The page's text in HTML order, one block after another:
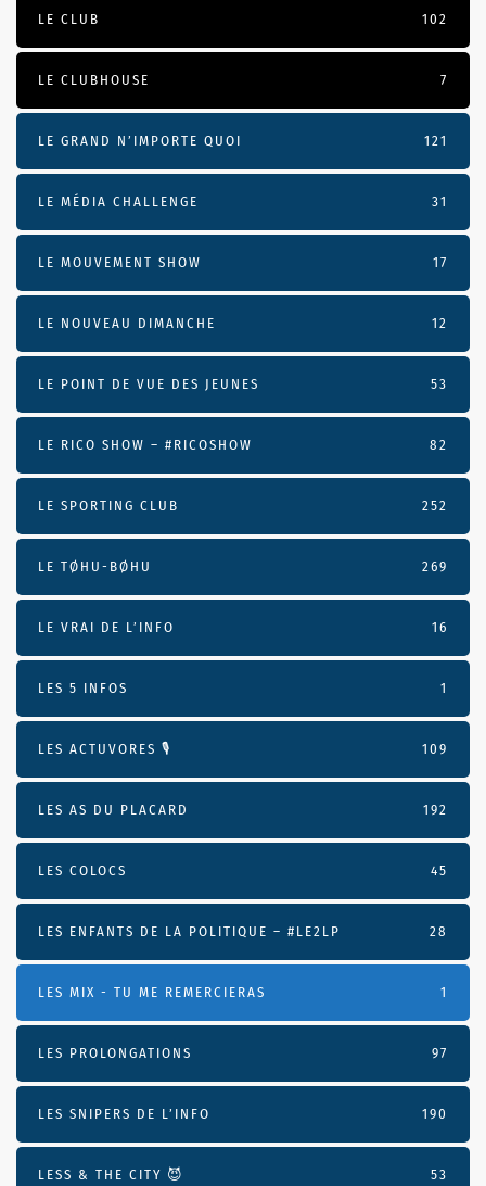
LE CLUB 102
LE CLUBHOUSE 7
LE GRAND N’IMPORTE QUOI 121
LE MÉDIA CHALLENGE 31
LE MOUVEMENT SHOW 17
LE NOUVEAU DIMANCHE 12
LE POINT DE VUE DES JEUNES 53
LE RICO SHOW – #RICOSHOW 82
LE SPORTING CLUB 252
LE TØHU-BØHU 269
LE VRAI DE L’INFO 16
LES 5 INFOS 1
LES ACTUVORES 🎙 109
LES AS DU PLACARD 192
LES COLOCS 45
LES ENFANTS DE LA POLITIQUE – #LE2LP 28
LES MIX - TU ME REMERCIERAS 1
LES PROLONGATIONS 97
LES SNIPERS DE L’INFO 190
LESS & THE CITY 😈 53